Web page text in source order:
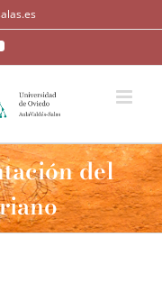
YouTube
del